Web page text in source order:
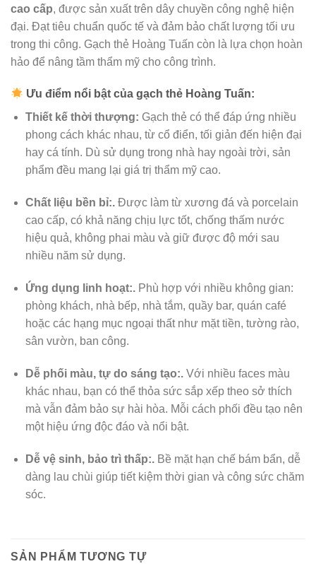
cao cấp, được sản xuất trên dây chuyền công nghệ hiện
đại. Đạt tiêu chuẩn quốc tế và đảm bảo chất lượng tối ưu
trong thi công. Gạch thẻ Hoàng Tuấn còn là lựa chọn hoàn
hảo để nâng tầm thẩm mỹ cho công trình.
Ưu điểm nổi bật của gạch thẻ Hoàng Tuấn:
Thiết kế thời thượng: Gạch thẻ có thể đáp ứng nhiều
phong cách khác nhau, từ cổ điển, tối giản đến hiện đại
hay cá tính. Dù sử dụng trong nhà hay ngoài trời, sản
phẩm đều mang lại giá trị thẩm mỹ cao.
Chất liệu bền bỉ:.Được làm từ xương đá và porcelain
cao cấp, có khả năng chịu lực tốt, chống thấm nước
hiệu quả, không phai màu và giữ được độ mới sau
nhiều năm sử dụng.
Ứng dụng linh hoạt:. Phù hợp với nhiều không gian:
phòng khách, nhà bếp, nhà tắm, quầy bar, quán café
hoặc các hạng mục ngoại thất như mặt tiền, tường rào,
sân vườn, ban công.
Dễ phối màu, tự do sáng tạo:. Với nhiều faces màu
khác nhau, bạn có thể thỏa sức sắp xếp theo sở thích
mà vẫn đảm bảo sự hài hòa. Mỗi cách phối đều tạo nên
một hiệu ứng độc đáo và nổi bật.
Dễ vệ sinh, bảo trì thấp:. Bề mặt hạn chế bám bẩn, dễ
dàng lau chùi giúp tiết kiệm thời gian và công sức chăm
sóc.
SẢN PHẨM TƯƠNG TỰ